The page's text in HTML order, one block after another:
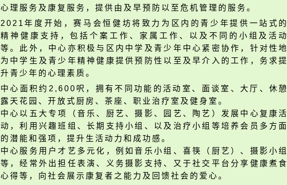
心理服务及康复服务，提供由及早预防以至危机管理的服务。
2021年度开始，赛马会恒健坊将致力为区内的青少年提供一站式的
精神健康支持，包括个案工作、家属工作、以及不同的小组及活动
等。此外，中心亦积极与区内中学及青少年中心紧密协作，针对性地
为中学生及青少年精神健康提供预防性以至及早介入的工作，务求提
升青少年的心理素质。
中心面积约2,600呎，拥有不同功能的活动室、面谈室、大厅、休憩
露天花园、开放式厨房、茶座、职业治疗室及健身室。
中心以五大专项（音乐、厨艺、摄影、园艺、陶艺）发展中心复康活
动，利用兴趣班组、长期支持小组、以及治疗小组等培养会员多方面
的潜能和强项，提升生活动力和成功感。
中心服务用户才艺多元化，例如音乐小组、喜筷（厨艺）、摄影小组
等，经常外出担任表演、义务摄影支持、又于社交平台分享健康煮食
心得等，向社会展示康复者之能力及回馈社会的爱心。